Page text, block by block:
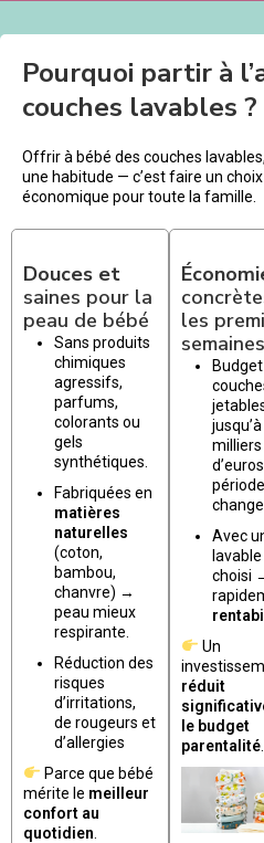
Pourquoi partir à
couches lavables ?
Offrir à bébé des couches
une habitude — c’est faire un
économique pour toute la famille.
Douces et
saines pour la
peau de bébé
Sans produits
chimiques
agressifs,
parfums,
colorants ou
gels
synthétiques.
Fabriquées en
matières
naturelles
(coton,
bambou,
chanvre) →
peau mieux
respirante.
Réduction des
risques
d’irritations,
de rougeurs et
d’allergies
Parce que bébé
mérite le meilleur
confort au
quotidien
les
semaines
Budget
milliers
change
Avec
choisi
Un
réduit
le budget
parentalité.